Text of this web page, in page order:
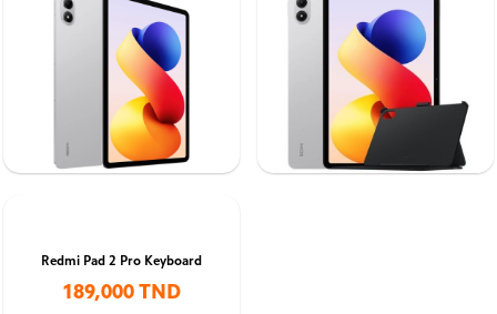
Redmi Pad 2 Pro Keyboard
189,000 TND